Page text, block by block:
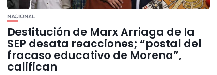
NACIONAL
Destitución de Marx Arriaga de la
SEP desata reacciones; “postal del
fracaso educativo de Morena”,
califican